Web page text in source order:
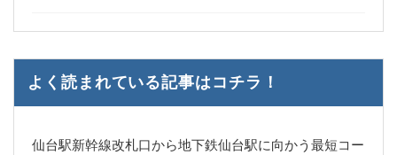
よく読まれている記事はコチラ！
仙台駅新幹線改札口から地下鉄仙台駅に向かう最短コー